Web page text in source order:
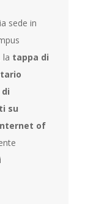
sede in
la tappa di
su
of